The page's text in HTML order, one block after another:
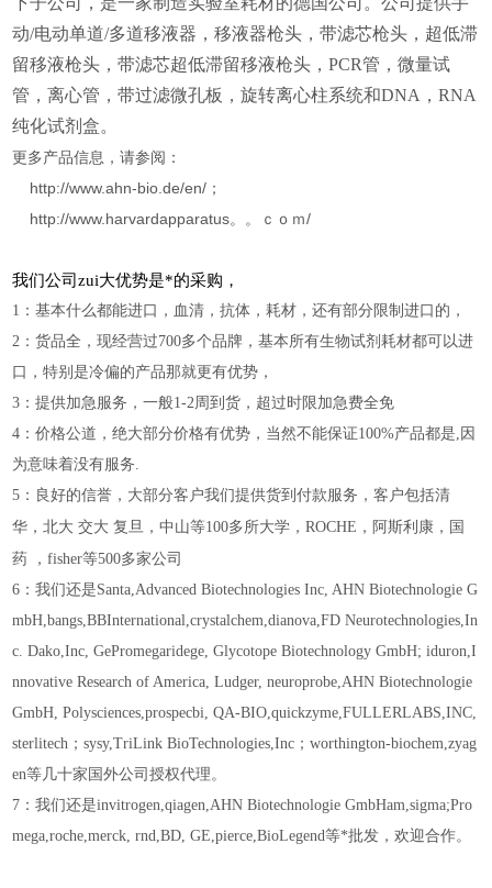
动/电动单道/多道移液器，移液器枪头，带滤芯枪头，超低滞
留移液枪头，带滤芯超低滞留移液枪头，PCR管，微量试
管，离心管，带过滤微孔板，旋转离心柱系统和DNA，RNA
纯化试剂盒。
更多产品信息，请参阅：
http://www.ahn-bio.de/en/；
http://www.harvardapparatus。。ｃｏｍ/
我们公司zui大优势是*的采购，
1：基本什么都能进口，血清，抗体，耗材，还有部分限制进口的，
2：货品全，现经营过700多个品牌，基本所有生物试剂耗材都可以进
口，特别是冷偏的产品那就更有优势，
3：提供加急服务，一般1-2周到货，超过时限加急费全免
4：价格公道，绝大部分价格有优势，当然不能保证100%产品都是,因
为意味着没有服务.
5：良好的信誉，大部分客户我们提供货到付款服务，客户包括清
华，北大 交大 复旦，中山等100多所大学，ROCHE，阿斯利康，国
药
，fisher等500多家公司
6：我们还是Santa,Advanced Biotechnologies Inc,AHN Biotechnologie G
mbH,bangs,BBInternational,crystalchem,dianova,FD Neurotechnologies,In
c. Dako,Inc, GePromegaridege, Glycotope Biotechnology GmbH; iduron,I
nnovative Research of America, Ludger, neuroprobe,AHN Biotechnologie
GmbH, Polysciences,prospecbi, QA-BIO,quickzyme,FULLERLABS,INC,
sterlitech；sysy,TriLink BioTechnologies,Inc；worthington-biochem,zyag
en等几十家国外公司授权代理。
7：我们还是invitrogen,qiagen,AHN Biotechnologie GmbHam,sigma;Pro
mega,roche,merck, rnd,BD, GE,pierce,BioLegend等*批发，欢迎合作。